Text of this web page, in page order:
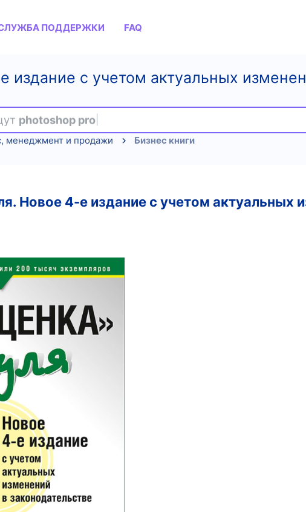
ПОДДЕРЖКИ FAQ
издание с учетом актуальных
photoshop pro
менеджмент и продажи
Бизнес книги
Новое 4-е издание с учетом актуальных